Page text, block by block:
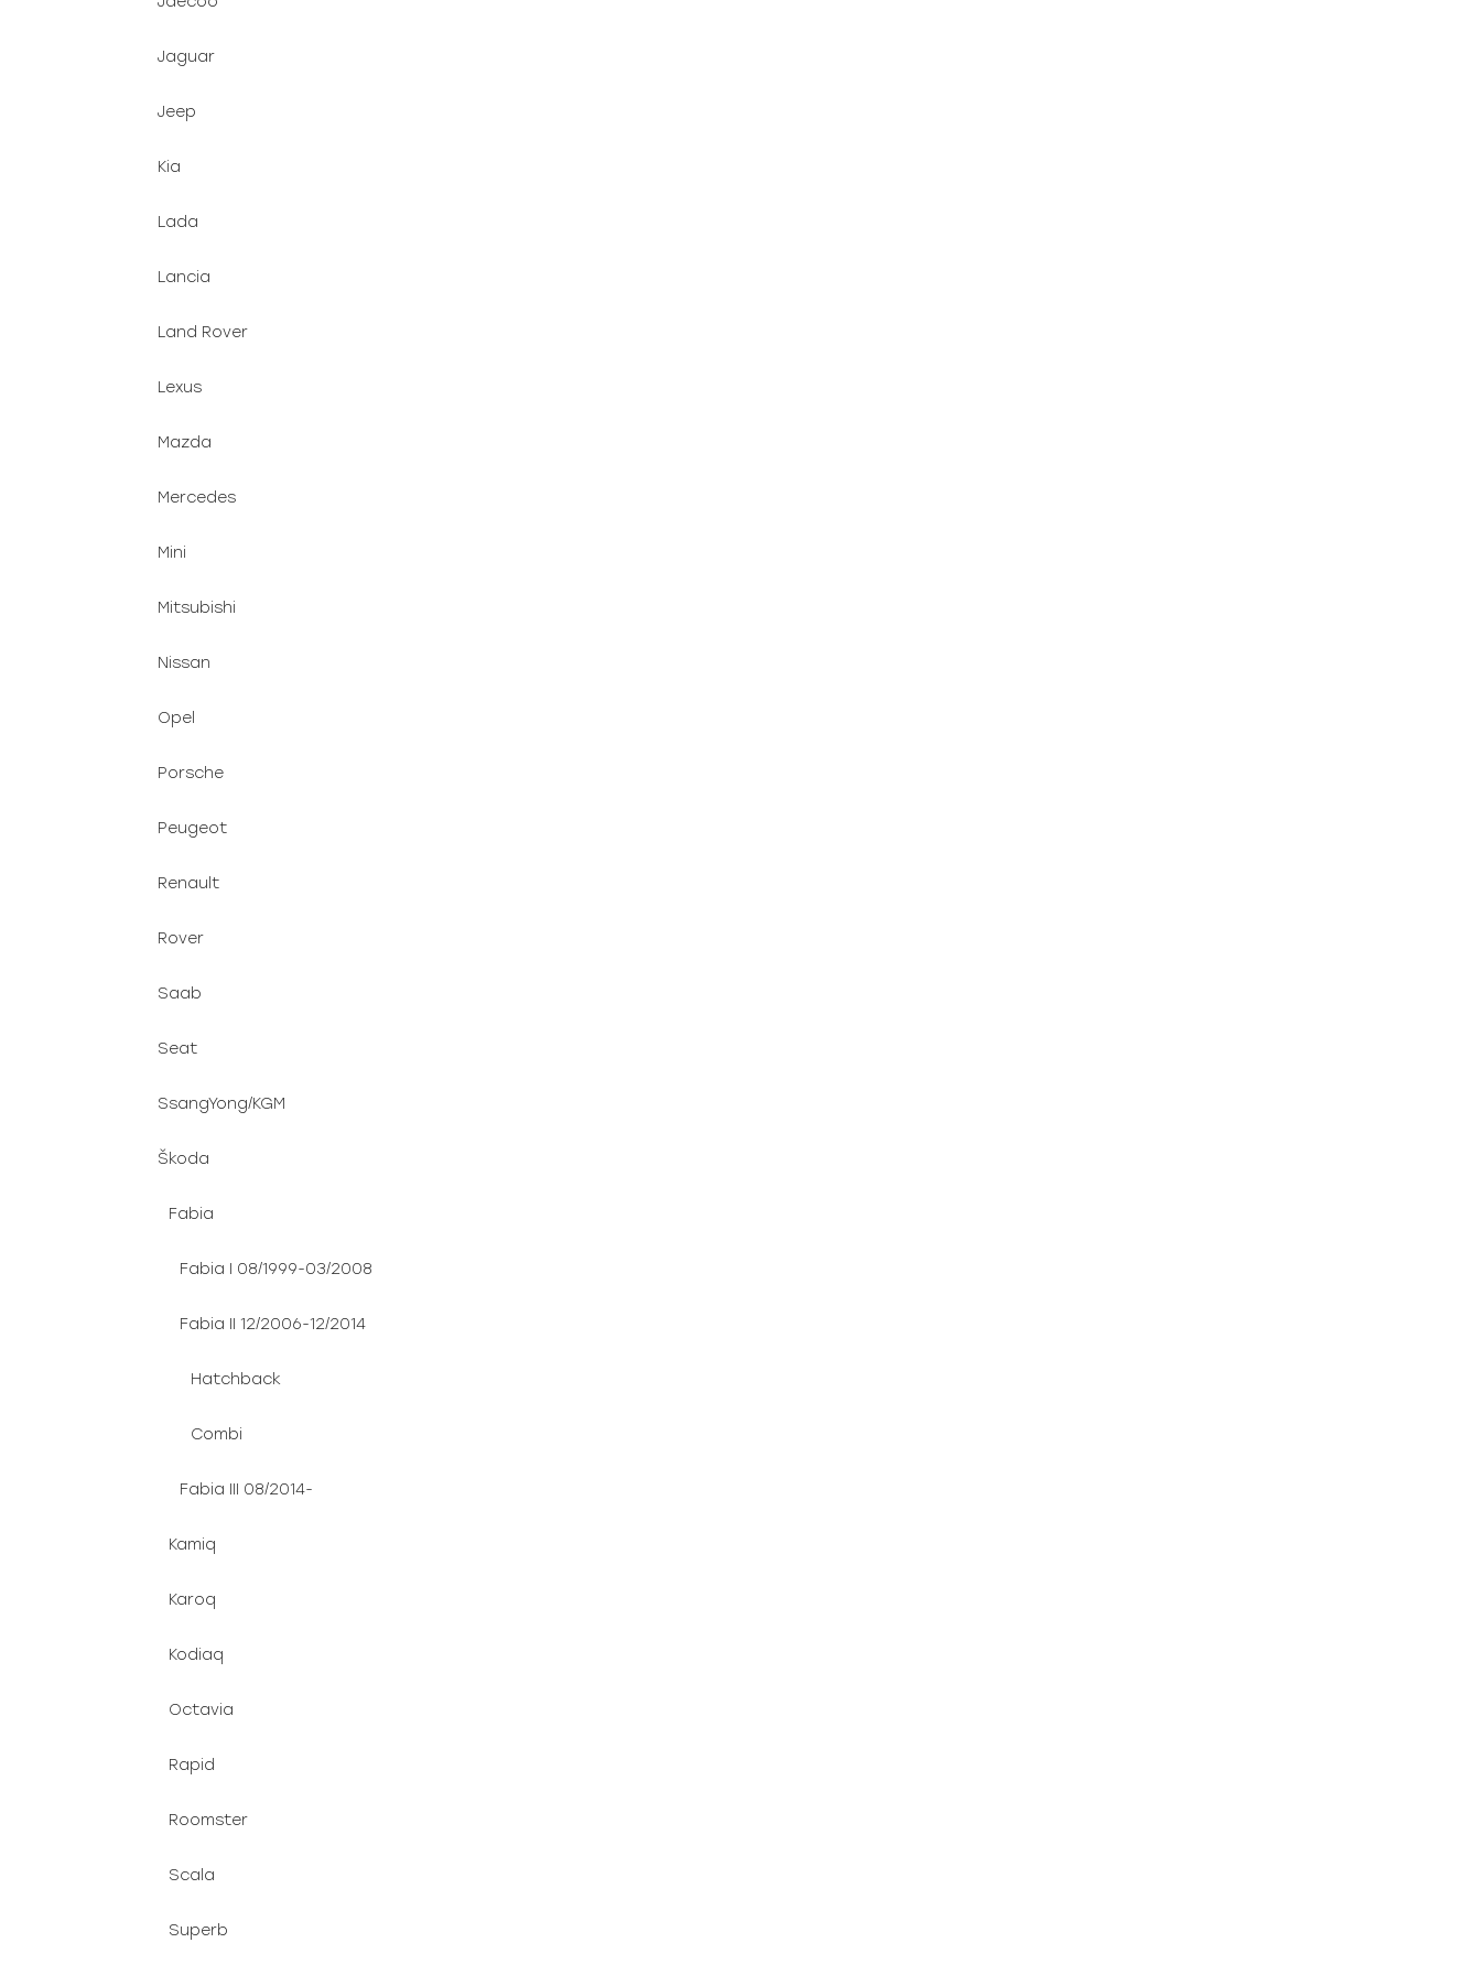
Jaguar
Jeep
Kia
Lada
Lancia
Land Rover
Lexus
Mazda
Mercedes
Mini
Mitsubishi
Nissan
Opel
Porsche
Peugeot
Renault
Rover
Saab
Seat
SsangYong/KGM
Škoda
Fabia
Fabia I 08/1999-03/2008
Fabia II 12/2006-12/2014
Hatchback
Combi
Fabia III 08/2014-
Kamiq
Karoq
Kodiaq
Octavia
Rapid
Roomster
Scala
Superb